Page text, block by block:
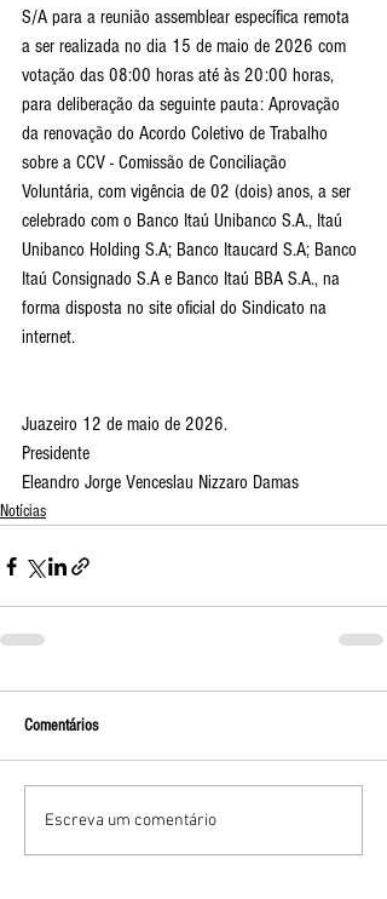
S/A para a reunião assemblear específica remota
a ser realizada no dia 15 de maio de 2026 com
votação das 08:00 horas até às 20:00 horas,
para deliberação da seguinte pauta: Aprovação
da renovação do Acordo Coletivo de Trabalho
sobre a CCV - Comissão de Conciliação
Voluntária, com vigência de 02 (dois) anos, a ser
celebrado com o Banco Itaú Unibanco S.A., Itaú
Unibanco Holding S.A; Banco Itaucard S.A; Banco
Itaú Consignado S.A e Banco Itaú BBA S.A., na
forma disposta no site oficial do Sindicato na
internet.
Juazeiro 12 de maio de 2026.
Presidente
Eleandro Jorge Venceslau Nizzaro Damas
Notícias
Comentários
Escreva um comentário